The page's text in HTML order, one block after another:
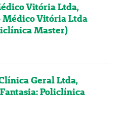
Vitória Ltda,
Médico Vitória Ltda
Master)
Geral Ltda,
Policlínica